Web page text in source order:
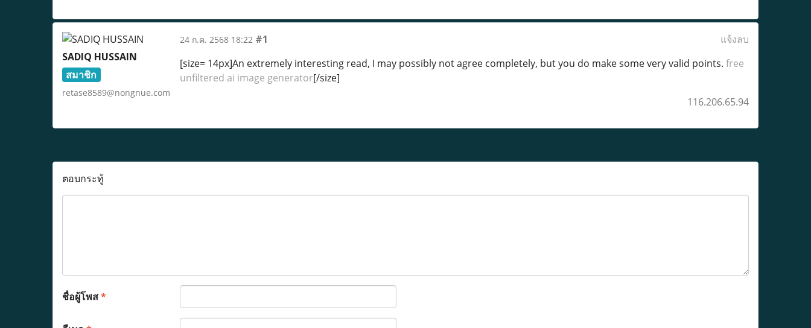
SADIQ HUSSAIN
สมาชิก
retase8589@nongnue.com
24 ก.ค. 2568 18:22 #1
แจ้งลบ
[size= 14px]An extremely interesting read, I may possibly not agree completely, but you do make some very valid points. free
unfiltered ai image generator[/size]
116.206.65.94
ตอบกระทู้
ชื่อผู้โพส*